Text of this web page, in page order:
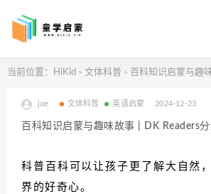
当前位置： HiKid > 文体科普 > 百科知识启蒙与趣味
joe 文体科普 英语启蒙 2024-12-23
百科知识启蒙与趣味故事 | DK Readers
科普百科可以让孩子更了解大自然
界的好奇心。